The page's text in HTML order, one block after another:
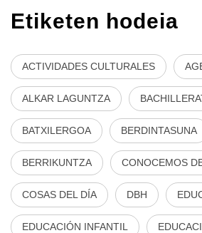
Etiketen hodeia
ACTIVIDADES CULTURALES
ALKAR LAGUNTZA
BATXILERGOA BERDINTASUNA
BERRIKUNTZA CONOCEMOS
COSAS DEL DÍA DBH
EDUCACIÓN INFANTIL